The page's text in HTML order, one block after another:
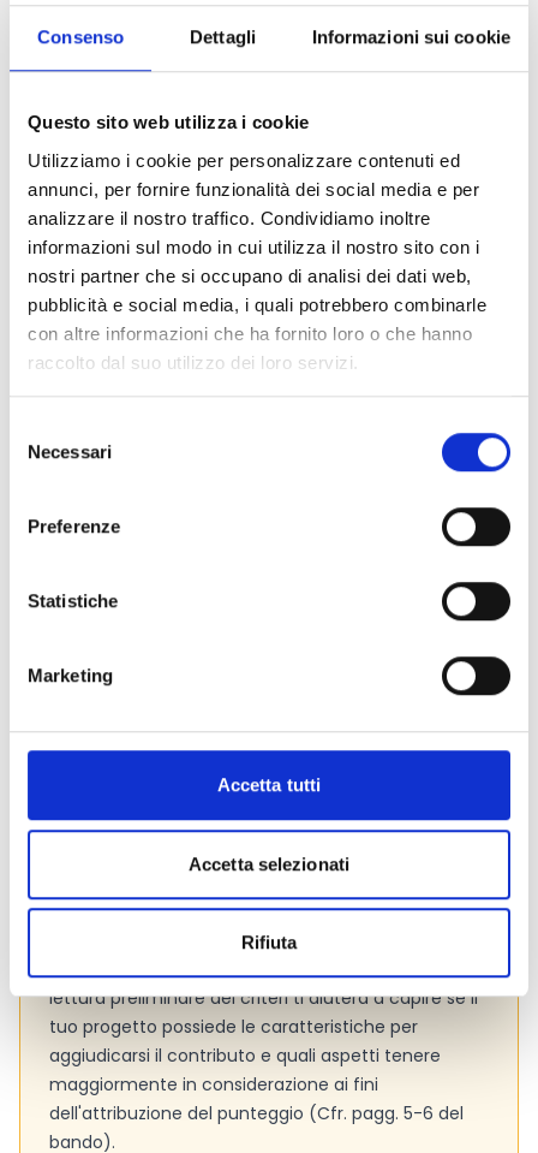
Consenso Dettagli Informazioni sui cookie
Questo sito web utilizza i cookie
Utilizziamo i cookie per personalizzare contenuti ed
annunci, per fornire funzionalità dei social media e per
analizzare il nostro traffico. Condividiamo inoltre
informazioni sul modo in cui utilizza il nostro sito con i
nostri partner che si occupano di analisi dei dati web,
pubblicità e social media, i quali potrebbero combinarle
con altre informazioni che ha fornito loro o che hanno
raccolto dal suo utilizzo dei loro servizi.
delNecessari
Preferenze
Statistiche
Marketing
Accetta tutti
Accetta selezionati
Rifiuta
nella provincia di Biella e/o realizzare progetti nel
territorio provinciale.
Entità del contributo
Dotazione finanziaria complessiva:300.000 Euro
Contributo massimo:15.000 Euro
Intensità dell’aiuto: 80%
Link e Documenti
Bando
Si consiglia di consultare regolarmente il sito web
informazioni addizionali.
La Fondazione, insieme a Banca Simetica, avvierà
gli obiettivi del bando, affrontando anche la sfida
sull’accrescimento delle competenze. Gli enti
selezionati e finanziati riceveranno un
accompagnamento specifico sugli effetti delle
l'assegnazione dei contributi.
criteri di valutazione
dall’Ente per valutare le proposte progettuali. La
lettura preliminare dei criteri ti aiuterà a capire se il
tuo progetto possiede le caratteristiche per
aggiudicarsi il contributo e quali aspetti tenere
maggiormente in considerazione ai fini
dell'attribuzione del punteggio (Cfr. pagg. 5-6 del
bando).